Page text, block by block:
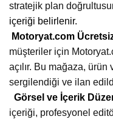
stratejik plan
içeriği belirlenir.
Motoryat.com
müşteriler için
açılır. Bu mağaza,
sergilendiği ve ilan
Görsel ve İçerik
içeriği, profesyonel